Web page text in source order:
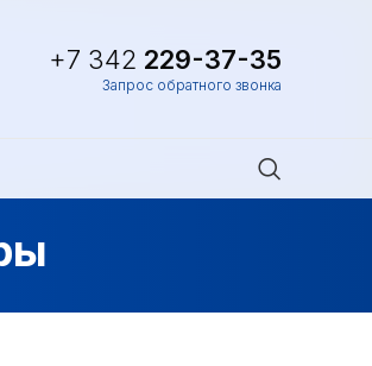
+7 342 229-37-35
Запрос обратного звонка